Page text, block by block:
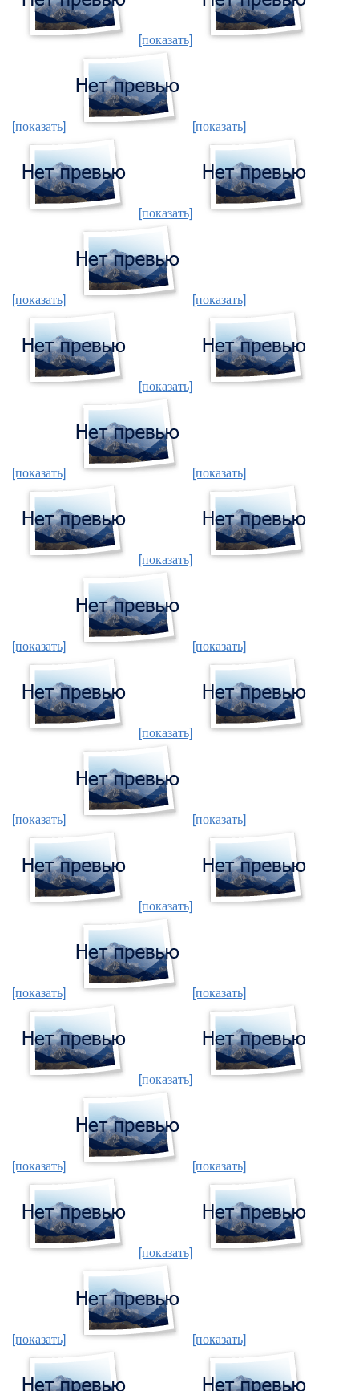
[показать]
[показать] [показать]
[показать]
[показать] [показать]
[показать]
[показать] [показать]
[показать]
[показать] [показать]
[показать]
[показать] [показать]
[показать]
[показать] [показать]
[показать]
[показать] [показать]
[показать]
[показать] [показать]